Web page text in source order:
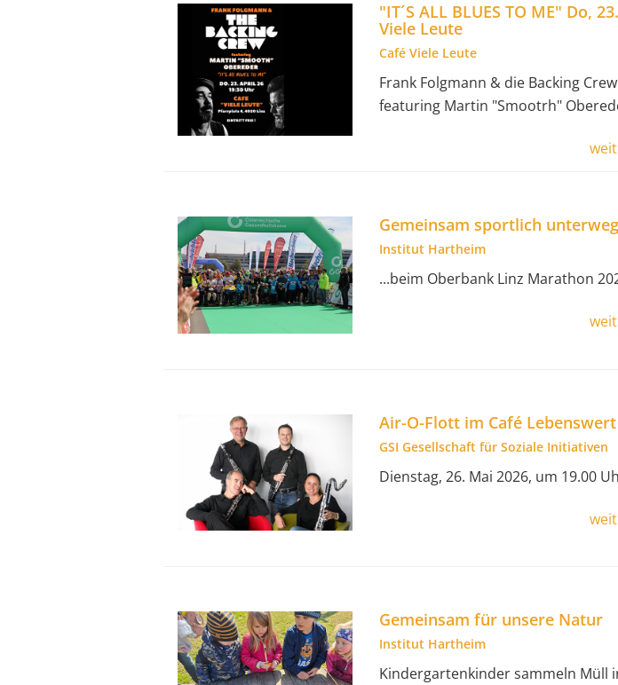
"IT´S ALL BLUES TO ME" Do,
Viele Leute
Café Viele Leute
Frank Folgmann & die Backing Crew
featuring Martin "Smootrh"
Gemeinsam sportlich
Institut Hartheim
...beim Oberbank Linz Marathon
Air-O-Flott im Café Lebenswert
GSI Gesellschaft für Soziale Initiativen
Dienstag, 26. Mai 2026, um 19.00
Gemeinsam für unsere Natur
Institut Hartheim
Kindergartenkinder sammeln Müll